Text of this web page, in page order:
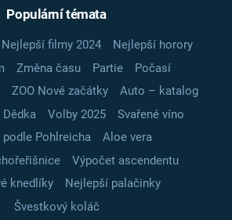
Populární témata
Nejlepší filmy 2024
Nejlepší horory
Změna času Partie
Počasí
ZOO Nové začátky
Auto – katalog
Volby 2025
Svařené víno
podle Pohlreicha
Aloe vera
Výpočet ascendentu
knedlíky
Nejlepší palačinky
Švestkový koláč